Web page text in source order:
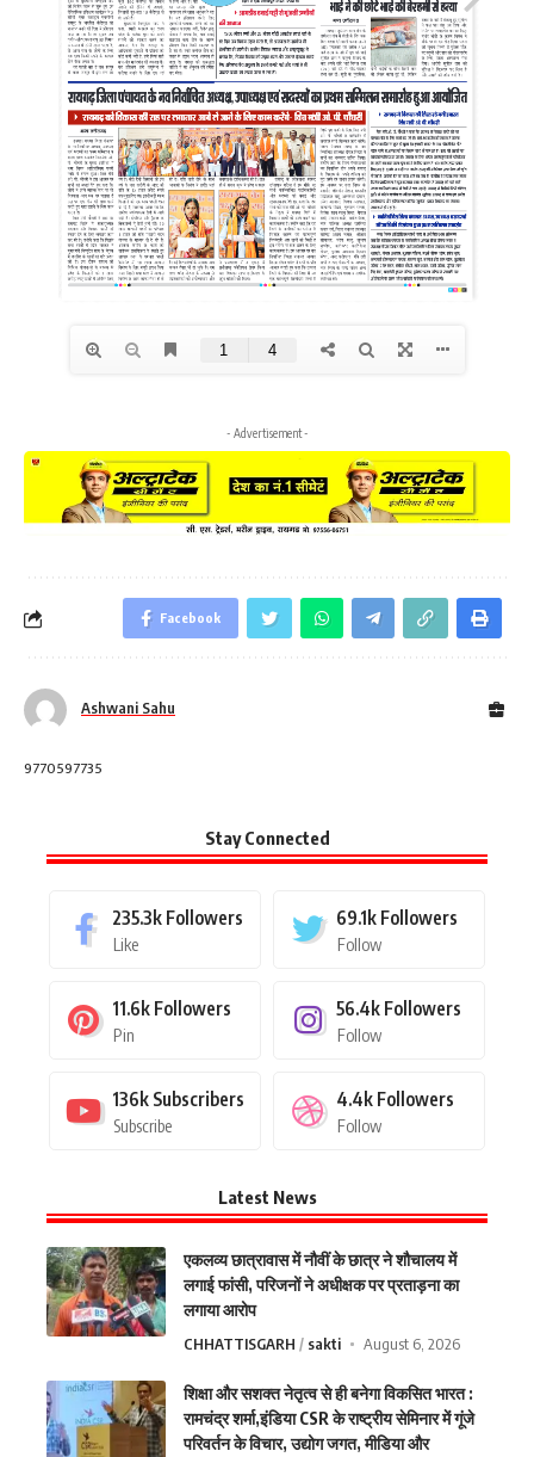
- Advertisement -
Facebook
Ashwani Sahu
9770597735
Stay Connected
235.3k Followers
Like
69.1k Followers
Follow
11.6k Followers
Pin
56.4k Followers
Follow
136k Subscribers
Subscribe
4.4k Followers
Follow
Latest News
एकलव्य छात्रावास में नौवीं के छात्र ने शौचालय में
लगाई फांसी, परिजनों ने अधीक्षक पर प्रताड़ना का
लगाया आरोप
CHHATTISGARH sakti August 6, 2026
शिक्षा और सशक्त नेतृत्व से ही बनेगा विकसित भारत :
रामचंद्र शर्मा,इंडिया CSR के राष्ट्रीय सेमिनार में गूंजे
परिवर्तन के विचार, उद्योग जगत, मीडिया और